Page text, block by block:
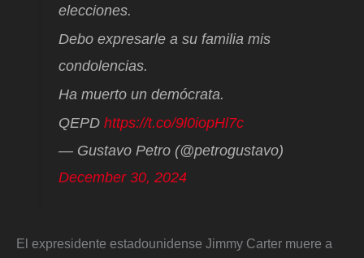
elecciones.
Debo expresarle a su familia mis
condolencias.
Ha muerto un demócrata.
QEPDhttps://t.co/9l0iopHl7c
— Gustavo Petro (@petrogustavo)
December 30, 2024
El expresidente estadounidense Jimmy Carter muere a